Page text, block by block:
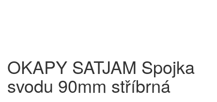
OKAPY SATJAM Spojka
svodu 90mm stříbrná